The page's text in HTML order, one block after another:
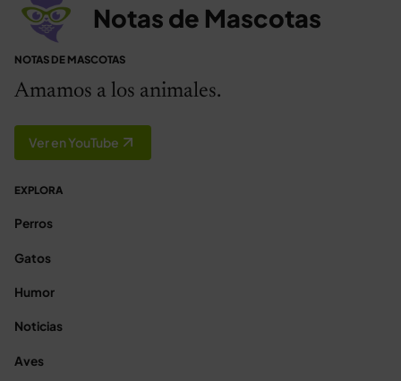
Notas de Mascotas
NOTAS DE MASCOTAS
Amamos a los animales.
Ver en YouTube
EXPLORA
Perros
Gatos
Humor
Noticias
Aves